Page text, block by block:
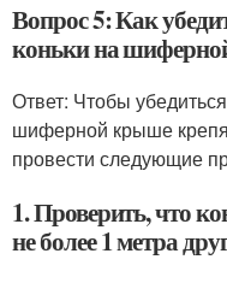
Вопрос 5: Как
коньки на
Ответ: Чтобы
шиферной крыше
провести следующие
1. Проверить, что
не более 1 метра